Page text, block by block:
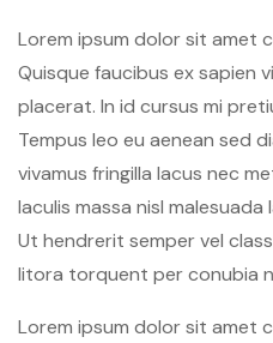
Lorem ipsum dolor sit amet
Quisque faucibus ex sapien
placerat. In id cursus mi
Tempus leo eu aenean sed
vivamus fringilla lacus nec
Iaculis massa nisl
Ut hendrerit semper vel
litora torquent per conubia
Lorem ipsum dolor sit amet